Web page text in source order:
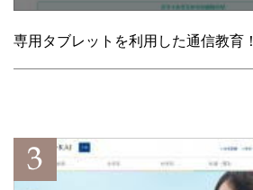
専用タブレットを利用した通信教育！